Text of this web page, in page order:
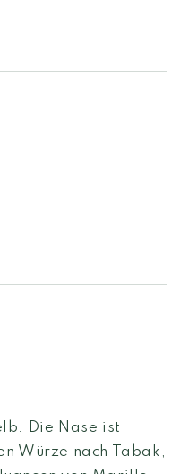
Die Nase ist
Würze nach Tabak,